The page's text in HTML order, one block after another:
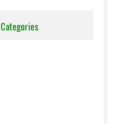
Categories